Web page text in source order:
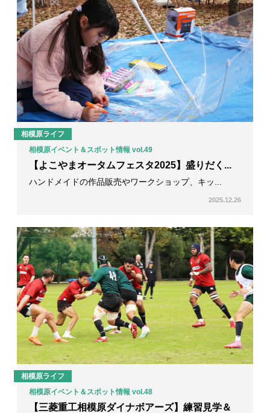
相模原ライフ
相模原イベント＆スポット情報 vol.49
【よこやまオータムフェスタ2025】盛りだく...
ハンドメイドの作品販売やワークショップ、キッ...
2025.12.26
相模原ライフ
相模原イベント＆スポット情報 vol.48
【三菱重工相模原ダイナボアーズ】練習見学＆